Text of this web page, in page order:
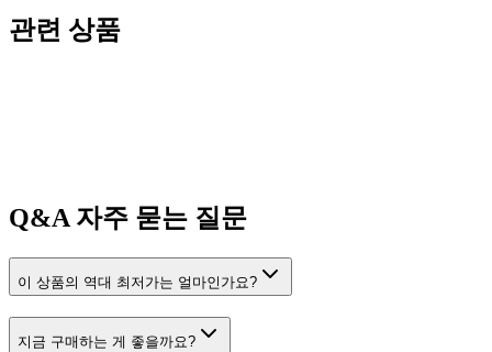
관련 상품
Q&A자주 묻는 질문
이 상품의 역대 최저가는 얼마인가요?
지금 구매하는 게 좋을까요?